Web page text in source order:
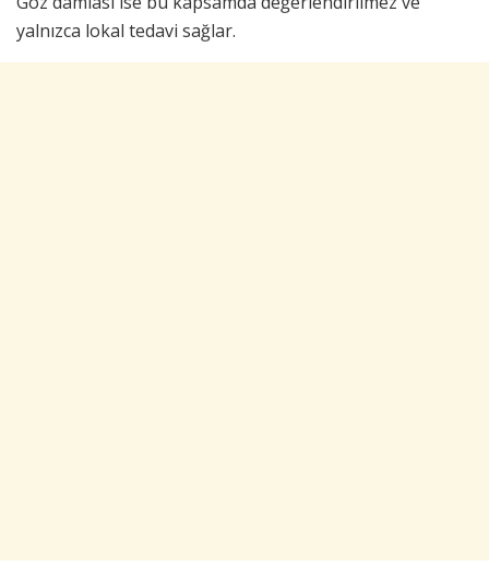
yalnızca lokal tedavi sağlar.